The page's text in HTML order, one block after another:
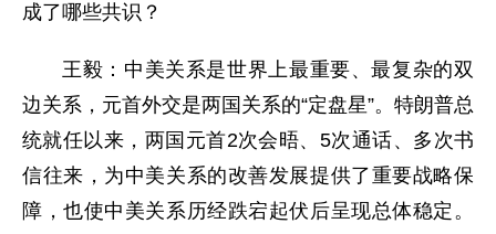
成了哪些共识？
王毅：中美关系是世界上最重要、最复杂的双
边关系，元首外交是两国关系的“定盘星”。特朗普总
统就任以来，两国元首2次会晤、5次通话、多次书
信往来，为中美关系的改善发展提供了重要战略保
障，也使中美关系历经跌宕起伏后呈现总体稳定。